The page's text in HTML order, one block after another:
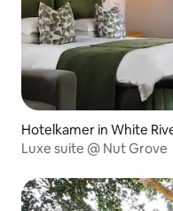
Hotelkamer in White
Luxe suite @ Nut Grove